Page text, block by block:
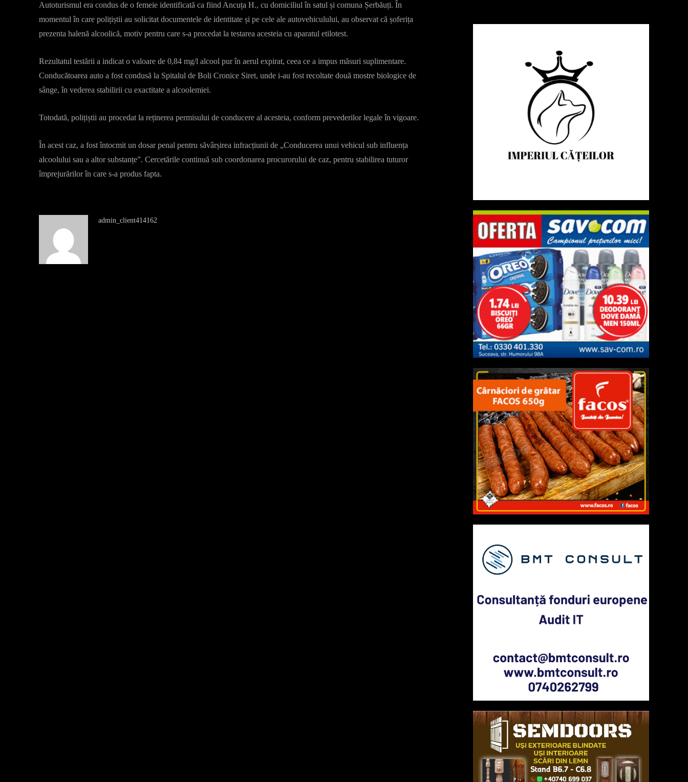
Autoturismul era condus de o femeie identificată ca fiind Ancuța H., cu domiciliul în satul și comuna Șerbăuți. În
momentul în care polițiștii au solicitat documentele de identitate și pe cele ale autovehiculului, au observat că șoferița
prezenta halenă alcoolică, motiv pentru care s-a procedat la testarea acesteia cu aparatul etilotest.
Rezultatul testării a indicat o valoare de 0,84 mg/l alcool pur în aerul expirat, ceea ce a impus măsuri suplimentare.
Conducătoarea auto a fost condusă la Spitalul de Boli Cronice Siret, unde i-au fost recoltate două mostre biologice de
sânge, în vederea stabilirii cu exactitate a alcoolemiei.
Totodată, polițiștii au procedat la reținerea permisului de conducere al acesteia, conform prevederilor legale în vigoare.
În acest caz, a fost întocmit un dosar penal pentru săvârșirea infracțiunii de „Conducerea unui vehicul sub influența
alcoolului sau a altor substanțe”. Cercetările continuă sub coordonarea procurorului de caz, pentru stabilirea tuturor
împrejurărilor în care s-a produs fapta.
admin_client414162